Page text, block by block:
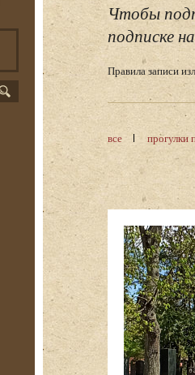
Чтобы
подписке
Правила записи
все прогулки